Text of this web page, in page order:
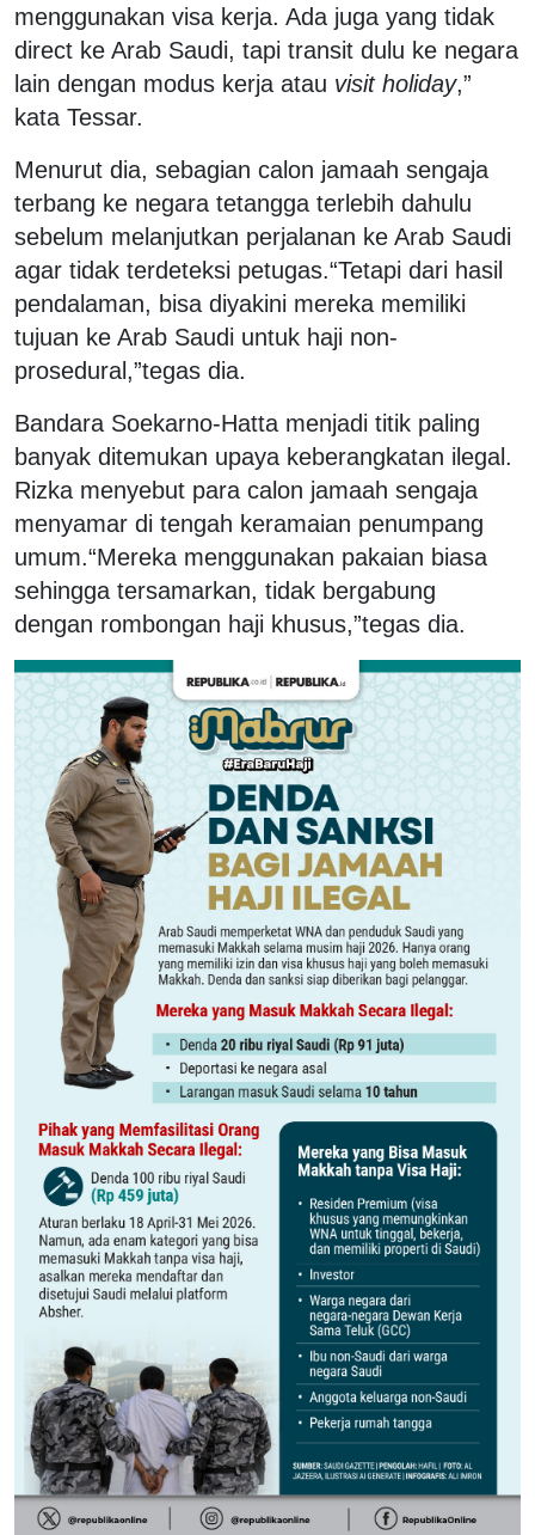
menggunakan visa kerja. Ada juga yang tidak
direct ke Arab Saudi, tapi transit dulu ke negara
lain dengan modus kerja atau visit holiday,”
kata Tessar.
Menurut dia, sebagian calon jamaah sengaja
terbang ke negara tetangga terlebih dahulu
sebelum melanjutkan perjalanan ke Arab Saudi
agar tidak terdeteksi petugas.“Tetapi dari hasil
pendalaman, bisa diyakini mereka memiliki
tujuan ke Arab Saudi untuk haji non-
prosedural,”tegas dia.
Bandara Soekarno-Hatta menjadi titik paling
banyak ditemukan upaya keberangkatan ilegal.
Rizka menyebut para calon jamaah sengaja
menyamar di tengah keramaian penumpang
umum.“Mereka menggunakan pakaian biasa
sehingga tersamarkan, tidak bergabung
dengan rombongan haji khusus,”tegas dia.